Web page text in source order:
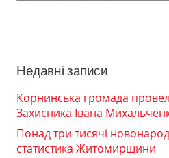
Недавні записи
Корнинська громада
Захисника Івана
Понад три тисячі
статистика Житомирщини